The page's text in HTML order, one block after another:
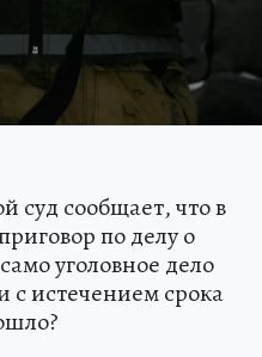
суд сообщает, что в
по делу о
уголовное дело
с истечением срока